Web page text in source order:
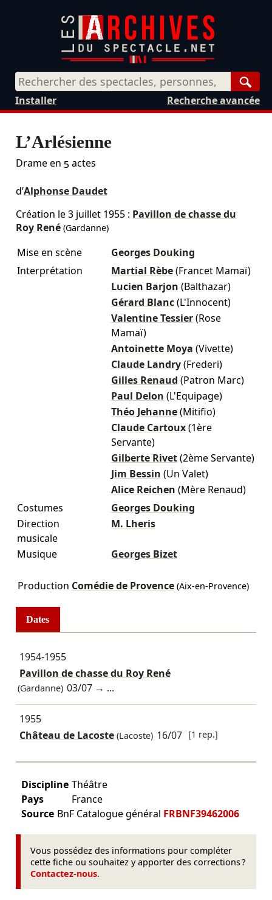
Recherche avancée
Installer
L’Arlésienne
Drame en 5 actes
d’Alphonse Daudet
Création le3 juillet 1955: Pavillon de chasse du
Roy René(Gardanne)
Mise en scène
Georges Douking
Interprétation
Martial Rèbe (Francet Mamaï)
Lucien Barjon (Balthazar)
Gérard Blanc (L'Innocent)
Valentine Tessier (Rose
Mamaï)
Antoinette Moya (Vivette)
Claude Landry (Frederi)
Gilles Renaud (Patron Marc)
Paul Delon (L'Equipage)
Théo Jehanne (Mitifio)
Claude Cartoux (1ère
Servante)
Gilberte Rivet (2ème Servante)
Jim Bessin (Un Valet)
Alice Reichen (Mère Renaud)
Costumes
Georges Douking
Direction
musicale
M. Lheris
Musique Georges Bizet
Production Comédie de Provence(Aix-en-Provence)
Dates
1954-1955
Pavillon de chasse du Roy René
(Gardanne) 03/07 → ...
1955
Château de Lacoste(Lacoste) 16/07 [1 rep.]
Discipline Théâtre
Pays
France
Source BnF Catalogue général FRBNF39462006
Vous possédez des informations pour compléter
cette fiche ou souhaitez y apporter des corrections ?
Contactez-nous.